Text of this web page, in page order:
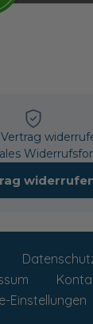
Einstellungen